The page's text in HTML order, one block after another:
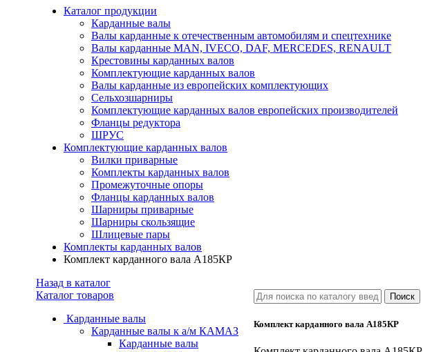
Каталог продукции
Карданные валы
Валы карданные к отечественным автомобилям и спецтехнике
Валы карданные MAN, IVECO, DAF, MERCEDES, RENAULT
Крестовины карданных валов
Комплектующие карданных валов
Валы карданные из европейских комплектующих
Сельхозшарниры
Комплектующие карданных валов европейских производителей
Фланцы редуктора
ШРУС
Комплектующие карданных валов
Вилки приварные
Комплекты карданных валов
Промежуточные опоры
Фланцы карданных валов
Шарниры приварные
Шарниры скользящие
Шлицевые пары
Комплекты карданных валов
Комплект карданного вала А185КР
Назад в каталог
Каталог товаров
Карданные валы
Карданные валы к а/м КАМАЗ
Карданные валы
Комплект карданного вала А185КР